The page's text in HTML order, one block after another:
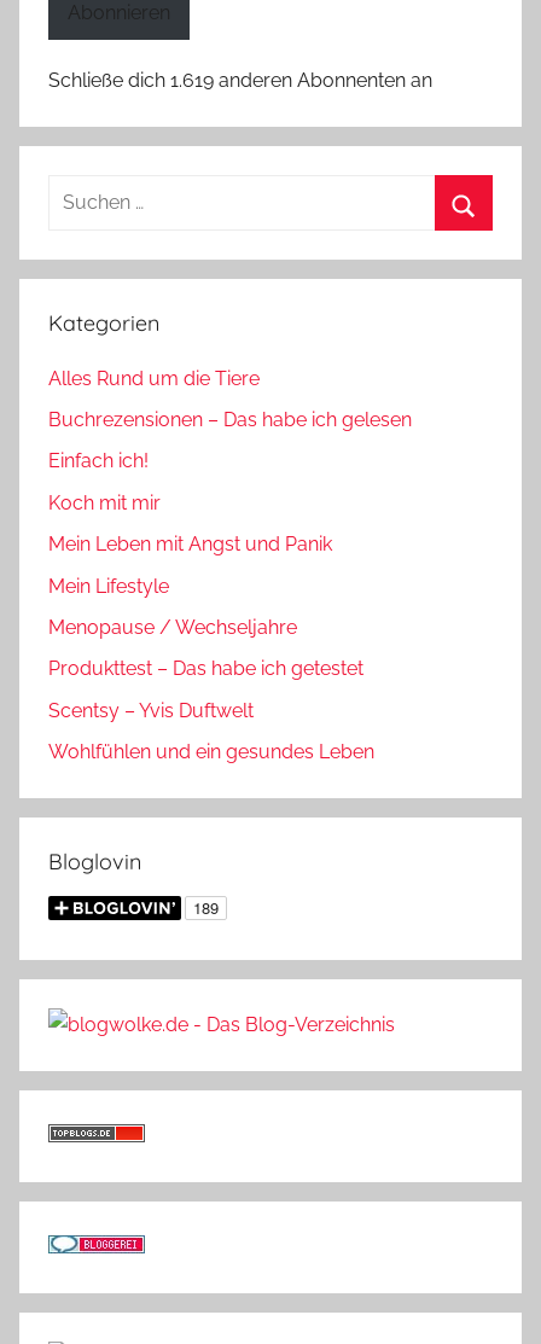
Abonnieren
Schließe dich 1.619 anderen Abonnenten an
Suchen
Kategorien
Alles Rund um die Tiere
Buchrezensionen – Das habe ich gelesen
Einfach ich!
Koch mit mir
Mein Leben mit Angst und Panik
Mein Lifestyle
Menopause / Wechseljahre
Produkttest – Das habe ich getestet
Scentsy – Yvis Duftwelt
Wohlfühlen und ein gesundes Leben
Bloglovin